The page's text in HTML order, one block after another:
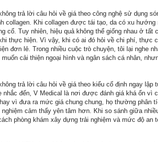
trả lời câu hỏi về giá theo công nghệ sử dụng
collagen. Khi collagen được tái tạo, da có xu hướng
cổ. Tuy nhiên, hiệu quả không thể giống nhau ở tất
thực hiện. Vì vậy, khi có ai đó hỏi về chi phí, thực
đơn lẻ. Trong nhiều cuộc trò chuyện, tôi lại nghe
cải thiện ngoại hình và ngân sách cá nhân,
trả lời câu hỏi về giá theo kiểu cố định ngay lập
đến, V Medical là nơi được đánh giá khá ổn vì
vì đưa ra mức giá chung chung, họ thường phân
cảm thấy yên tâm hơn. Khi so sánh giữa
phòng khám xây dựng trải nghiệm và mức độ an